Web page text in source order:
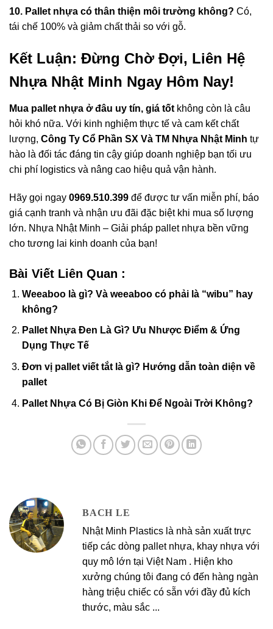
10. Pallet nhựa có thân thiện môi trường không? Có,
tái chế 100% và giảm chất thải so với gỗ.
Kết Luận: Đừng Chờ Đợi, Liên Hệ
Nhựa Nhật Minh Ngay Hôm Nay!
Mua pallet nhựa ở đâu uy tín, giá tốt không còn là câu
hỏi khó nữa. Với kinh nghiệm thực tế và cam kết chất
lượng, Công Ty Cổ Phần SX Và TM Nhựa Nhật Minh tự
hào là đối tác đáng tin cậy giúp doanh nghiệp bạn tối ưu
chi phí logistics và nâng cao hiệu quả vận hành.
Hãy gọi ngay 0969.510.399 để được tư vấn miễn phí, báo
giá cạnh tranh và nhận ưu đãi đặc biệt khi mua số lượng
lớn. Nhựa Nhật Minh – Giải pháp pallet nhựa bền vững
cho tương lai kinh doanh của bạn!
Bài Viết Liên Quan :
Weeaboo là gì? Và weeaboo có phải là “wibu” hay
không?
Pallet Nhựa Đen Là Gì? Ưu Nhược Điểm & Ứng
Dụng Thực Tế
Đơn vị pallet viết tắt là gì? Hướng dẫn toàn diện về
pallet
Pallet Nhựa Có Bị Giòn Khi Để Ngoài Trời Không?
BACH LE
Nhật Minh Plastics là nhà sản xuất trực
tiếp các dòng pallet nhựa, khay nhựa với
quy mô lớn tại Việt Nam . Hiện kho
xưởng chúng tôi đang có đến hàng ngàn
hàng triệu chiếc có sẵn với đầy đủ kích
thước, màu sắc ...